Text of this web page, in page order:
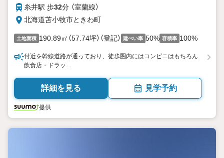
糸井駅 歩32分 （室蘭線）
北海道苫小牧市ときわ町
土地面積 190.89㎡（57.74坪）（登記） 建ぺい率 50% 容積率 100%
付近を幹線道路が通っており、徒歩圏内にはコンビニはもちろん
飲食店・ドラッ…
詳細を見る 見学予約
提供